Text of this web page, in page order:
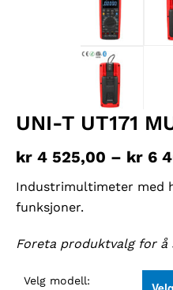
UNI-T UT171
kr 4 525,00 – kr 6
Industrimultimeter med
funksjoner.
Foreta produktvalg for å
Velg modell: